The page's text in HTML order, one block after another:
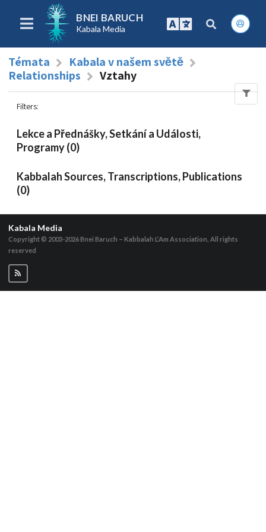
BNEI BARUCH
Kabala Media
Témata
Kabala v našem světě
Relationships
Vztahy
Filters:
Lekce a Přednášky, Setkání a Události,
Programy (0)
Kabbalah Sources, Transcriptions, Publications
(0)
Kabala Media
Copyright © 2003-2026Bnei Baruch – Kabbalah L’Am Association, All rights
reserved